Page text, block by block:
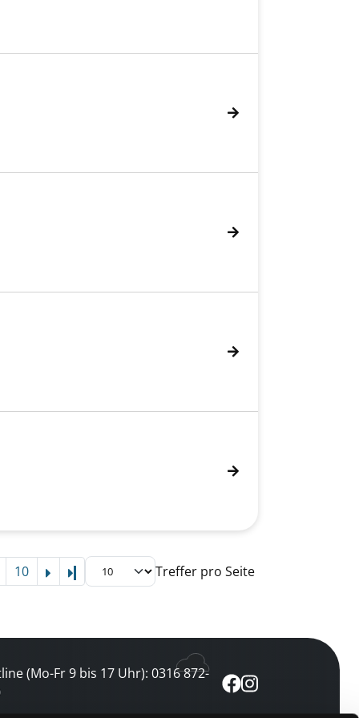
10 Letzte Seite Treffer pro Seite
(Mo-Fr 9 bis 17 Uhr): 0316 872-